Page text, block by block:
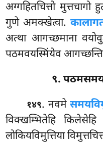
अग्गहितचित्तो मुत्तचागो
गुणे अमक्खेत्वा.
अत्था आगच्छमाना
पठमवयस्मिंयेव आगच्छन्ति
९.
१४९. नवमे
विक्खम्भितेहि किलेसेहि
लोकियविमुत्तिया